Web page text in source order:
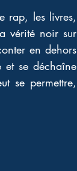
rap, les livres,
vérité noir sur
en dehors
et se déchaîne
se permettre,